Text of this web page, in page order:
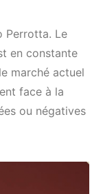
Perrotta. Le
en constante
marché actuel
face à la
ou négatives